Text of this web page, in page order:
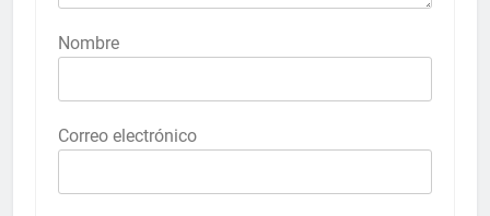
Nombre
Correo electrónico